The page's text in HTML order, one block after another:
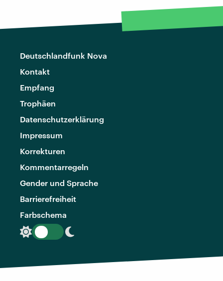
Deutschlandfunk Nova
Kontakt
Empfang
Trophäen
Datenschutzerklärung
Impressum
Korrekturen
Kommentarregeln
Gender und Sprache
Barrierefreiheit
Farbschema